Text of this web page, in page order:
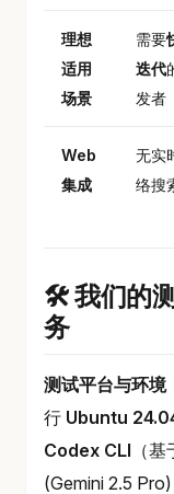
理想
适用
场景
需要
迭代
发者
Web
集成
无实
络搜
🛠️ 我们的
务
测试平台与环境
行 Ubuntu
Codex CLI （
(Gemini 2.5